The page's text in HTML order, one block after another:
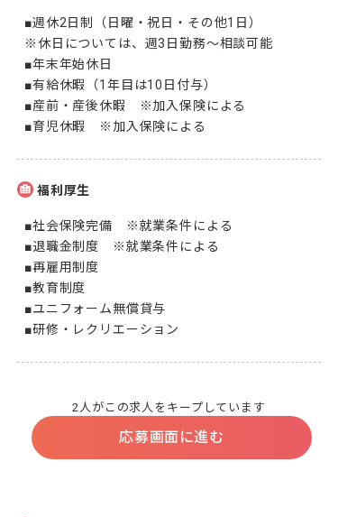
■週休2日制（日曜・祝日・その他1日）
※休日については、週3日勤務～相談可能
■年末年始休日
■有給休暇（1年目は10日付与）
■産前・産後休暇　※加入保険による
■育児休暇　※加入保険による
福利厚生
■社会保険完備　※就業条件による
■退職金制度　※就業条件による
■再雇用制度
■教育制度
■ユニフォーム無償貸与
■研修・レクリエーション
2人がこの求人をキープしています
応募画面に進む